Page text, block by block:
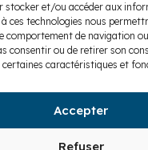
stocker et/ou accéder aux
ces technologies nous
comportement de navigation
consentir ou de retirer son
caractéristiques et
Accepter
Refuser